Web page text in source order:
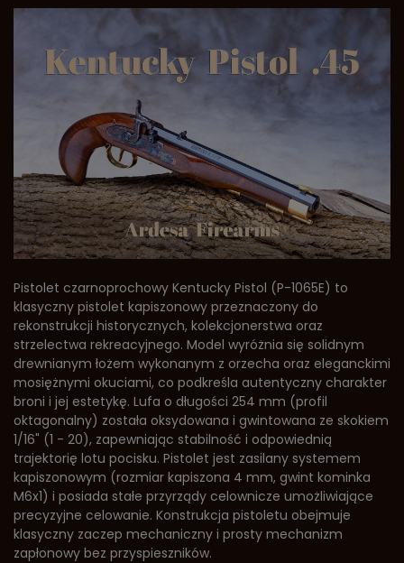
Pistolet czarnoprochowy Kentucky Pistol (P-1065E) to
klasyczny pistolet kapiszonowy przeznaczony do
rekonstrukcji historycznych, kolekcjonerstwa oraz
strzelectwa rekreacyjnego. Model wyróżnia się solidnym
drewnianym łożem wykonanym z orzecha oraz eleganckimi
mosiężnymi okuciami, co podkreśla autentyczny charakter
broni i jej estetykę. Lufa o długości 254 mm (profil
oktagonalny) została oksydowana i gwintowana ze skokiem
1/16" (1 - 20), zapewniając stabilność i odpowiednią
trajektorię lotu pocisku. Pistolet jest zasilany systemem
kapiszonowym (rozmiar kapiszona 4 mm, gwint kominka
M6x1) i posiada stałe przyrządy celownicze umożliwiające
precyzyjne celowanie. Konstrukcja pistoletu obejmuje
klasyczny zaczep mechaniczny i prosty mechanizm
zapłonowy bez przyspieszników.